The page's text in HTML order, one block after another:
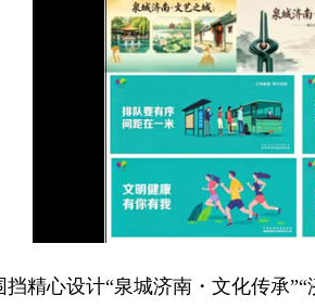
心设计“泉城济南・文化传承”“